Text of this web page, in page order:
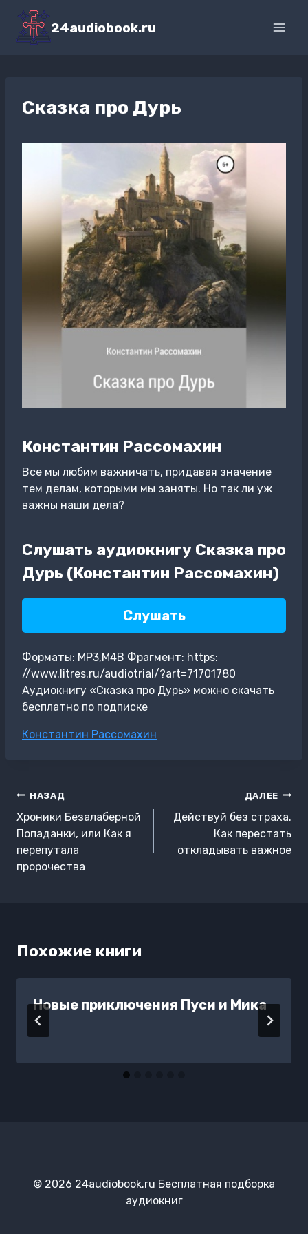
Перейти
содержимому
24audiobook.ru
Сказка про Дурь
Константин Рассомахин
Все мы любим важничать, придавая значение
тем делам, которыми мы заняты. Но так ли уж
важны наши дела?
Слушать аудиокнигу Сказка про
Дурь (Константин Рассомахин)
Слушать
Форматы: MP3,M4B Фрагмент: https:
//www.litres.ru/audiotrial/?art=71701780
Аудиокнигу «Сказка про Дурь» можно скачать
бесплатно по подписке
Метки
Константин Рассомахин
Навигация
по
записям
НАЗАД
Хроники Безалаберной
Попаданки, или Как я
перепутала
пророчества
ДАЛЕЕ
Действуй без страха.
Как перестать
откладывать важное
Похожие книги
Новые приключения Пуси и Мика
© 2026 24audiobook.ru Бесплатная подборка
аудиокниг